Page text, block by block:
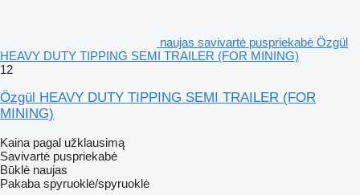
naujas savivartė puspriekabė Özgül
HEAVY DUTY TIPPING SEMI TRAILER (FOR MINING)
12
Özgül HEAVY DUTY TIPPING SEMI TRAILER (FOR
MINING)
Kaina pagal užklausimą
Savivartė puspriekabė
Būklė naujas
Pakaba spyruoklė/spyruoklė